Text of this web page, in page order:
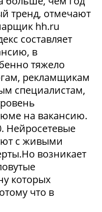
тренд, отмечают
hh.ru
составляет
в
тяжело
рекламщикам
специалистам,
на вакансию.
Нейросетевые
с живыми
возникает
которых
что в